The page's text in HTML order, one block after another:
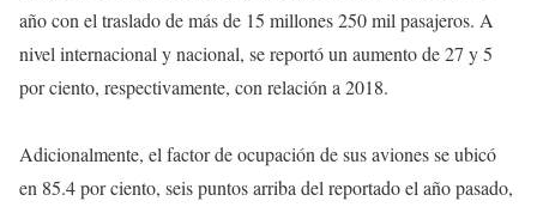
año con el traslado de más de 15 millones 250 mil pasajeros. A
nivel internacional y nacional, se reportó un aumento de 27 y 5
por ciento, respectivamente, con relación a 2018.
Adicionalmente, el factor de ocupación de sus aviones se ubicó
en 85.4 por ciento, seis puntos arriba del reportado el año pasado,